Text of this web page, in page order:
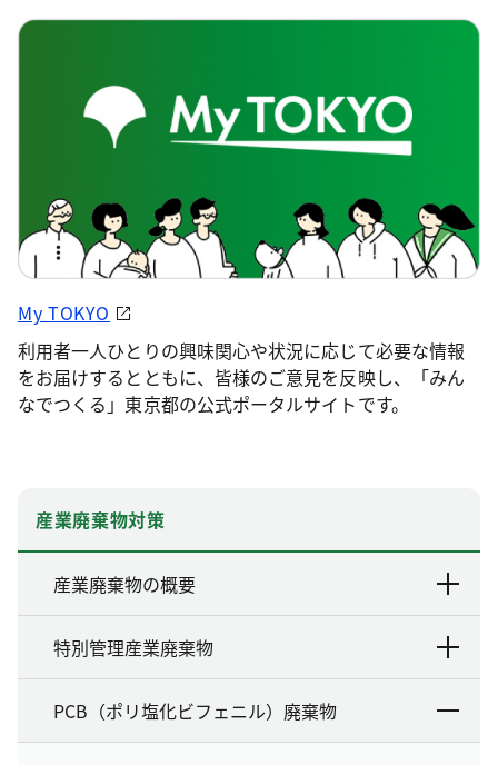
My TOKYO
利用者一人ひとりの興味関心や状況に応じて必要な情報
をお届けするとともに、皆様のご意見を反映し、「みん
なでつくる」東京都の公式ポータルサイトです。
産業廃棄物対策
産業廃棄物の概要
特別管理産業廃棄物
PCB（ポリ塩化ビフェニル）廃棄物